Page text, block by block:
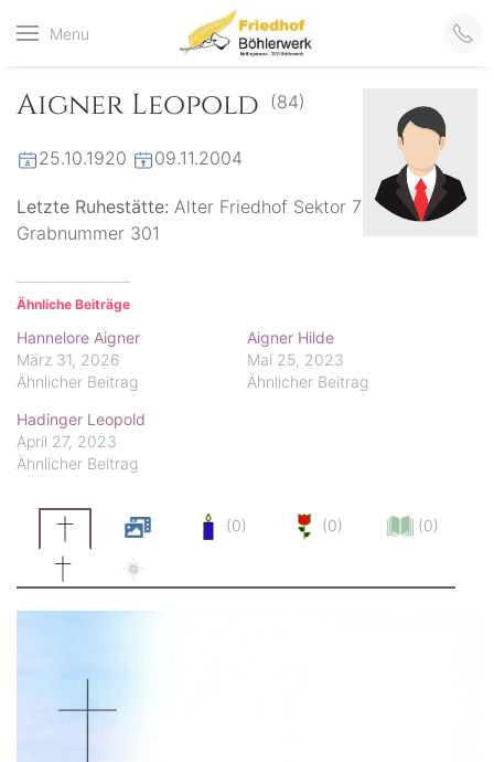
Menu
Friedhof
der virtuelle Friedhof
Aigner Leopold (84)
25.10.1920 09.11.2004
Letzte Ruhestätte: Alter Friedhof Sektor 7
Grabnummer 301
Ähnliche Beiträge
Hannelore Aigner
März 31, 2026
Ähnlicher Beitrag
Aigner Hilde
Mai 25, 2023
Ähnlicher Beitrag
Hadinger Leopold
April 27, 2023
Ähnlicher Beitrag
(0) (0) (0)